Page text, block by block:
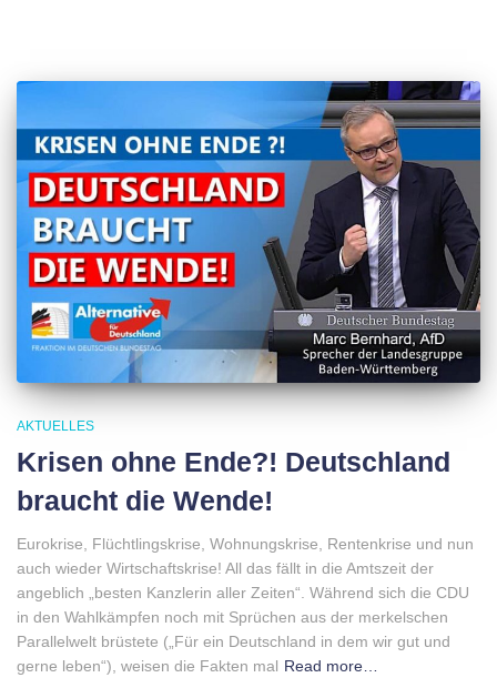
AKTUELLES
Krisen ohne Ende?! Deutschland
braucht die Wende!
Eurokrise, Flüchtlingskrise, Wohnungskrise, Rentenkrise und nun
auch wieder Wirtschaftskrise! All das fällt in die Amtszeit der
angeblich „besten Kanzlerin aller Zeiten“. Während sich die CDU
in den Wahlkämpfen noch mit Sprüchen aus der merkelschen
Parallelwelt brüstete („Für ein Deutschland in dem wir gut und
gerne leben“), weisen die Fakten mal Read more…